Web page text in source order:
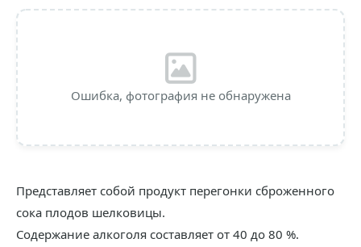
Ошибка, фотография не обнаружена
Представляет собой продукт перегонки сброженного
сока плодов шелковицы.
Содержание алкоголя составляет от 40 до 80 %.